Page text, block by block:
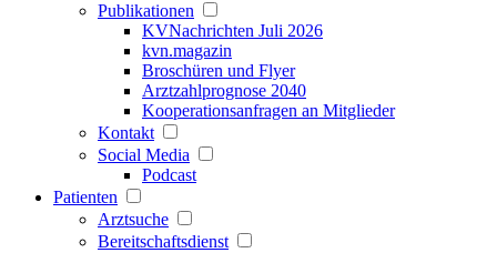
Publikationen
KVNachrichten Juli 2026
kvn.magazin
Broschüren und Flyer
Arztzahlprognose 2040
Kooperationsanfragen an Mitglieder
Kontakt
Social Media
Podcast
Patienten
Arztsuche
Bereitschaftsdienst